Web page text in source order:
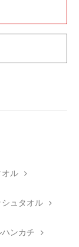
オル
シュタオル
ハンカチ